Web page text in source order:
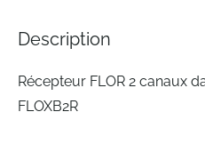
gallery
Description
Récepteur FLOR 2 canaux
FLOXB2R